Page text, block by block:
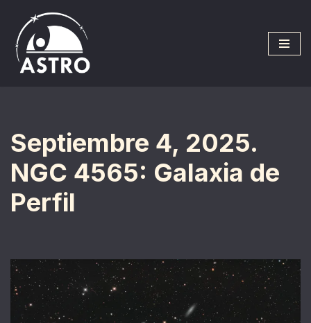
Saltar
al
contenido
Septiembre 4, 2025.
NGC 4565: Galaxia de
Perfil